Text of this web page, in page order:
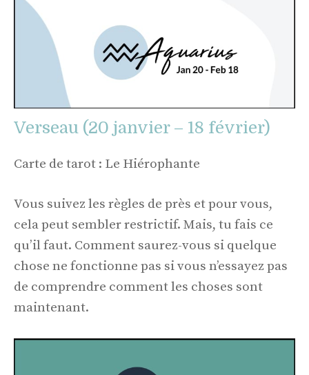
Verseau (20 janvier – 18 février)
Carte de tarot : Le Hiérophante
Vous suivez les règles de près et pour vous,
cela peut sembler restrictif. Mais, tu fais ce
qu’il faut. Comment saurez-vous si quelque
chose ne fonctionne pas si vous n’essayez pas
de comprendre comment les choses sont
maintenant.